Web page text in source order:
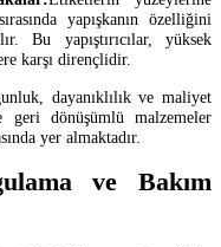
yapışkanın özelliğini
Bu yapıştırıcılar, yüksek
karşı dirençlidir.
dayanıklılık ve maliyet
geri dönüşümlü malzemeler
yer almaktadır.
ve Bakım